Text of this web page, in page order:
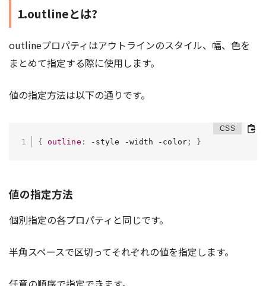
1.outlineとは?
outlineプロパティはアウトラインのスタイル、幅、色を
まとめて指定する際に使用します。
値の指定方法は以下の通りです。
{ outline : -style -width -color; }
値の指定方法
個別指定の各プロパティと同じです。
半角スペースで区切ってそれぞれの値を指定します。